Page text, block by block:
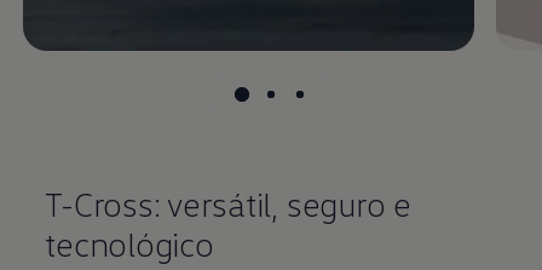
T-Cross: versátil, seguro e
tecnológico